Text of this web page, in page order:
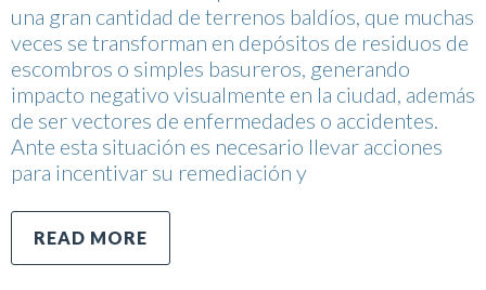
una gran cantidad de terrenos baldíos, que muchas
veces se transforman en depósitos de residuos de
escombros o simples basureros, generando
impacto negativo visualmente en la ciudad, además
de ser vectores de enfermedades o accidentes.
Ante esta situación es necesario llevar acciones
para incentivar su remediación y
READ MORE